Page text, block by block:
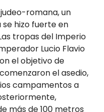
romana, un
hizo fuerte en
tropas del Imperio
Lucio Flavio
el objetivo de
el asedio,
campamentos a
más de 100 metros